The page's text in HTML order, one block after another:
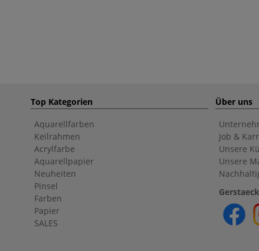
Top Kategorien
Aquarellfarben
Keilrahmen
Acrylfarbe
Aquarellpapier
Neuheiten
Pinsel
Farben
Papier
SALES
Über uns
Job &
Unsere
Unsere